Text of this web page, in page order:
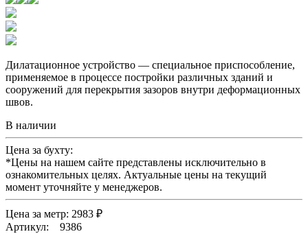
Дилатационное устройство — специальное приспособление,
применяемое в процессе постройки различных зданий и
сооружений для перекрытия зазоров внутри деформационных
швов.
В наличии
Цена за бухту:
*Цены на нашем сайте представлены исключительно в
ознакомительных целях. Актуальные цены на текущий
момент уточняйте у менеджеров.
Цена за метр: 2983 ₽
Артикул: 9386